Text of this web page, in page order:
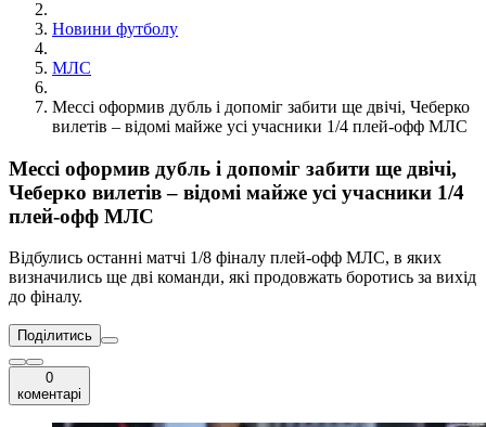
Новини футболу
МЛС
Мессі оформив дубль і допоміг забити ще двічі, Чеберко
вилетів – відомі майже усі учасники 1/4 плей-офф МЛС
Мессі оформив дубль і допоміг забити ще двічі,
Чеберко вилетів – відомі майже усі учасники 1/4
плей-офф МЛС
Відбулись останні матчі 1/8 фіналу плей-офф МЛС, в яких
визначились ще дві команди, які продовжать боротись за вихід
до фіналу.
Поділитись
0
коментарі